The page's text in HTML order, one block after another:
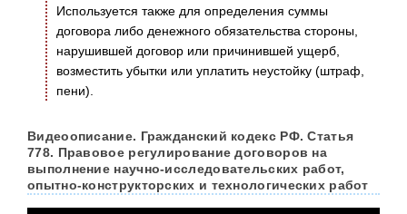
Используется также для определения суммы
договора либо денежного обязательства стороны,
нарушившей договор или причинившей ущерб,
возместить убытки или уплатить неустойку (штраф,
пени).
Видеоописание. Гражданский кодекс РФ. Статья
778. Правовое регулирование договоров на
выполнение научно-исследовательских работ,
опытно-конструкторских и технологических работ